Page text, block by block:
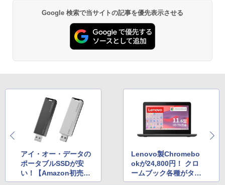
Google 検索で当サイトの記事を優先表示させる
アイ・オー・データの
ポータブルSSDが安
い！【Amazon初売り
セール】
Lenovo製Chromebo
okが24,800円！ クロ
ームブック各種がタイ
ムセール価格に【Ama